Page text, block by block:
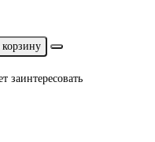
заинтересовать